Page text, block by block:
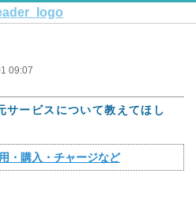
09:07
サービスについて教えてほし
・購入・チャージなど